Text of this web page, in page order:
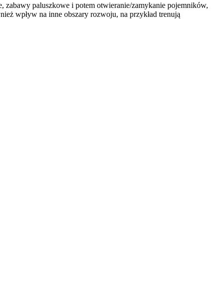
zabawy paluszkowe i potem otwieranie/zamykanie pojemników,
wpływ na inne obszary rozwoju, na przykład trenują